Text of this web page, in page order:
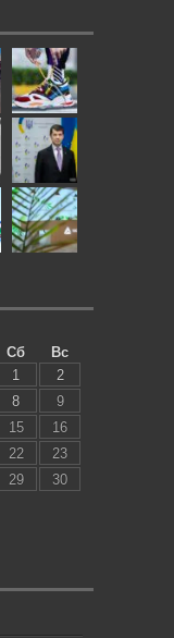
Сб
Вс
1
2
8
9
15
16
22
23
29
30